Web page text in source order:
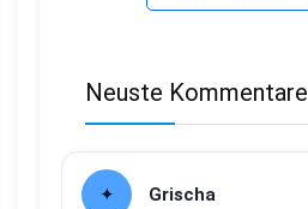
Neuste Kommentare
Grischa